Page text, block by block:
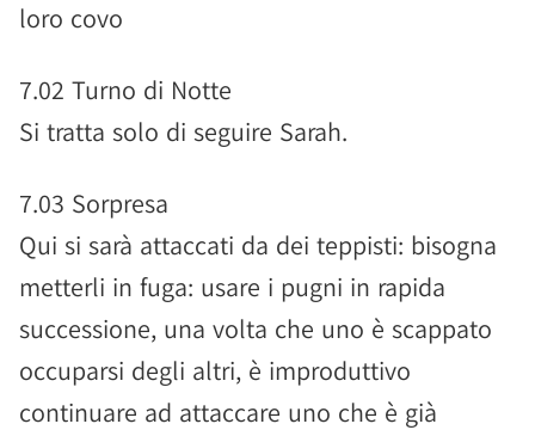
loro covo
7.02 Turno di Notte
Si tratta solo di seguire Sarah.
7.03 Sorpresa
Qui si sarà attaccati da dei teppisti: bisogna
metterli in fuga: usare i pugni in rapida
successione, una volta che uno è scappato
occuparsi degli altri, è improduttivo
continuare ad attaccare uno che è già